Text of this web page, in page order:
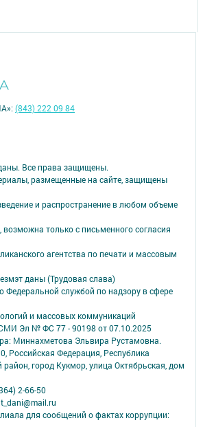
Все права защищены.
размещенные на сайте, защищены
и распространение в любом объеме
только с письменного согласия
агентства по печати и массовым
даны (Трудовая слава)
Федеральной службой по надзору в сфере
и массовых коммуникаций
СМИ Эл № ФС 77 - 90198 от 07.10.2025
Миннахметова Эльвира Рустамовна.
Российская Федерация, Республика
район, город Кукмор, улица Октябрьская, дом
2-66-50
для сообщений о фактах коррупции:
(843) 222 09 84